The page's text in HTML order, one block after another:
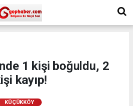
1 kişi boğuldu, 2
kayıp!
KÜÇÜKKÖY